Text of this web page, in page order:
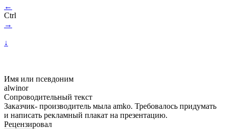
←
Ctrl
→
↓
Имя или псевдоним
alwinor
Сопроводительный текст
Заказчик- производитель мыла amko. Требовалось придумать
и написать рекламный плакат на презентацию.
Рецензировал